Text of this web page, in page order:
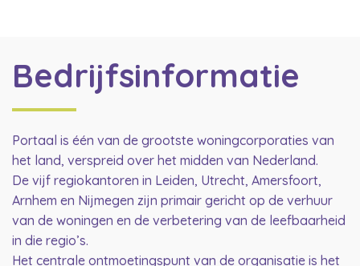
Bedrijfsinformatie
Portaal is één van de grootste woningcorporaties van
het land, verspreid over het midden van Nederland.
De vijf regiokantoren in Leiden, Utrecht, Amersfoort,
Arnhem en Nijmegen zijn primair gericht op de verhuur
van de woningen en de verbetering van de leefbaarheid
in die regio’s.
Het centrale ontmoetingspunt van de organisatie is het